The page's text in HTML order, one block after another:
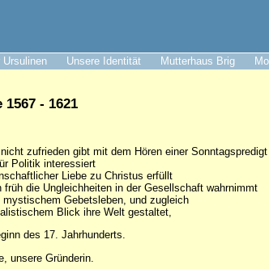
Ursulinen Unsere Identität Mutterhaus Brig
- 1621
zufrieden gibt mit dem Hören einer Sonntagspredigt
Politik interessiert
Liebe zu Christus erfüllt
früh die Ungleichheiten in der Gesellschaft wahrnimmt
Gebetsleben, und zugleich
Blick ihre Welt gestaltet,
des 17. Jahrhunderts.
unsere Gründerin.